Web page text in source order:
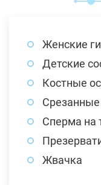
Женские
Детские
Костные
Срезанные
Сперма на
Жвачка